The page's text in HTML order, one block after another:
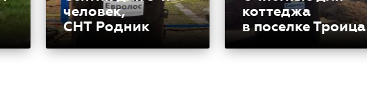
человек,
СНТ Родник
коттеджа
в поселке Троица